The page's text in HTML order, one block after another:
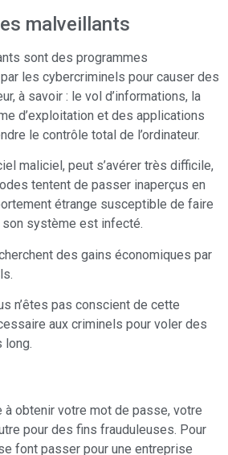
malveillants
sont des programmes
les cybercriminels pour causer des
à savoir : le vol d’informations, la
d’exploitation et des applications
le contrôle total de l’ordinateur.
maliciel, peut s’avérer très difficile,
tentent de passer inaperçus en
étrange susceptible de faire
système est infecté.
des gains économiques par
n’êtes pas conscient de cette
aux criminels pour voler des
long.
à obtenir votre mot de passe, votre
pour des fins frauduleuses. Pour
font passer pour une entreprise